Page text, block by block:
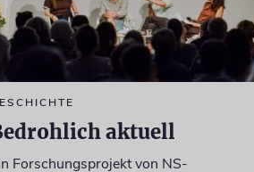
aktuell
Forschungsprojekt von NS-